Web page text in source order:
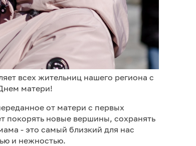
всех жительниц нашего региона с
матери!
от матери с первых
покорять новые вершины, сохранять
- это самый близкий для нас
и нежностью.